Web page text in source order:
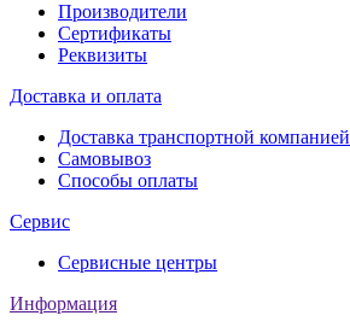
Производители
Сертификаты
Реквизиты
Доставка и оплата
Доставка транспортной компанией
Самовывоз
Способы оплаты
Сервис
Сервисные центры
Информация